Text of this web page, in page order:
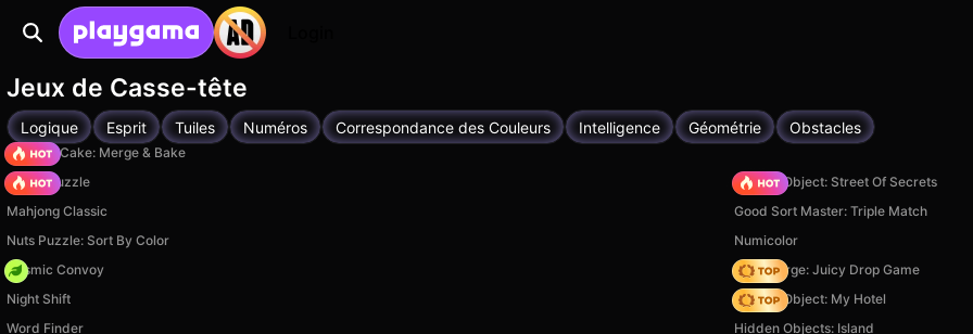
Jeux de Casse-tête
Logique Esprit Tuiles Numéros Correspondance des Couleurs Intelligence Géométrie Obstacles
Piece of Cake: Merge & Bake
Arrow Puzzle
Hidden Object: Street Of Secrets
Mahjong Classic
Good Sort Master: Triple Match
Nuts Puzzle: Sort By Color
Numicolor
Cosmic Convoy
Fruit Merge: Juicy Drop Game
Night Shift
Hidden Object: My Hotel
Word Finder
Hidden Objects: Island